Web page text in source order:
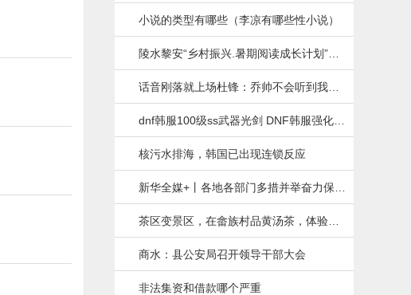
小说的类型有哪些（李凉有哪些性小说）
陵水黎安“乡村振兴.暑期阅读成长计划”阅
读系列活动落幕
话音刚落就上场杜锋：乔帅不会听到我在
这夸胡金秋了吧
dnf韩服100级ss武器光剑 DNF韩服强化改
版后的部分剑系武器强化数据分享）
核污水排海，韩国已出现连锁反应
新华全媒+丨各地各部门多措并举奋力保障
秋粮生产
茶区变景区，在畲族村品黄汤茶，体验很
特别
商水：县公安局召开领导干部大会
非法集资和借款哪个严重